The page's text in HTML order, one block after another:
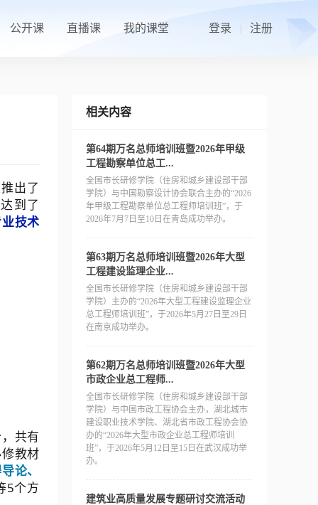
登录 注册
公开课 直播课 我的课堂
出了
到了
技术
共有
教材
论、
5个方
相关内容
第64期万名总师培训班暨2026年甲级
工程勘察单位总工...
全国市长研修学院（住房和城乡建设部干部
学院）与中国勘察设计协会联合主办的“2026
年甲级工程勘察单位总工程师培训班”，于
2026年7月7日至10日在青岛成功举办。
第63期万名总师培训班暨2026年大型
工程建设监理企业...
全国市长研修学院（住房和城乡建设部干部
学院）主办的“2026年大型工程建设监理企业
总工程师培训班”，于2026年5月27日至29日
在南京成功举办。
第62期万名总师培训班暨2026年大型
市政企业总工程师...
全国市长研修学院（住房和城乡建设部干部
学院）与中国市政工程协会主办，湖北城市
建设职业技术学院、湖北省市政工程协会协
办的“2026年大型市政企业总工程师培训
班”，于2026年5月12日至15日在武汉成功举
办。
建筑业高质量发展专题研讨交流活动